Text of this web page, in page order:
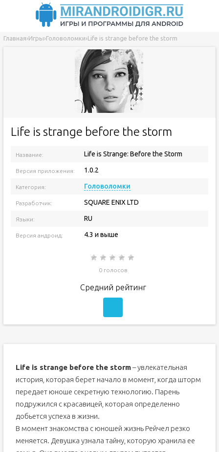
Главная›Игры›Головоломки›Life is strange before the storm
Life is strange before the storm
Название: Life is Strange: Before the Storm
Версия приложения: 1.0.2
Категория: Головоломки
Разработчик: SQUARE ENIX LTD
Языки: RU
Версия андроид: 4.3 и выше
0 голосов
Средний рейтинг
Life is strange before the storm– увлекательная
история, которая берет начало в момент, когда шторм
передает юноше секретную технологию. Парень
подружился с красавицей, которая определенно
добьется успеха в жизни.
В момент знакомства с юношей жизнь Рейчел резко
меняется. Девушка узнала тайну, которую хранила ее